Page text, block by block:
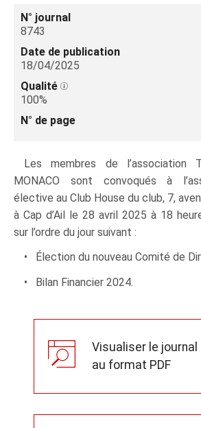
N° journal
8743
Date de publication
18/04/2025
Qualité
100%
N° de page
Les membres de l’association
MONACO sont convoqués à
élective au Club House du club, 7,
à Cap d’Ail le 28 avril 2025 à 18
sur l’ordre du jour suivant :
• Élection du nouveau Comité de
• Bilan Financier 2024.
Visualiser le journal
au format PDF